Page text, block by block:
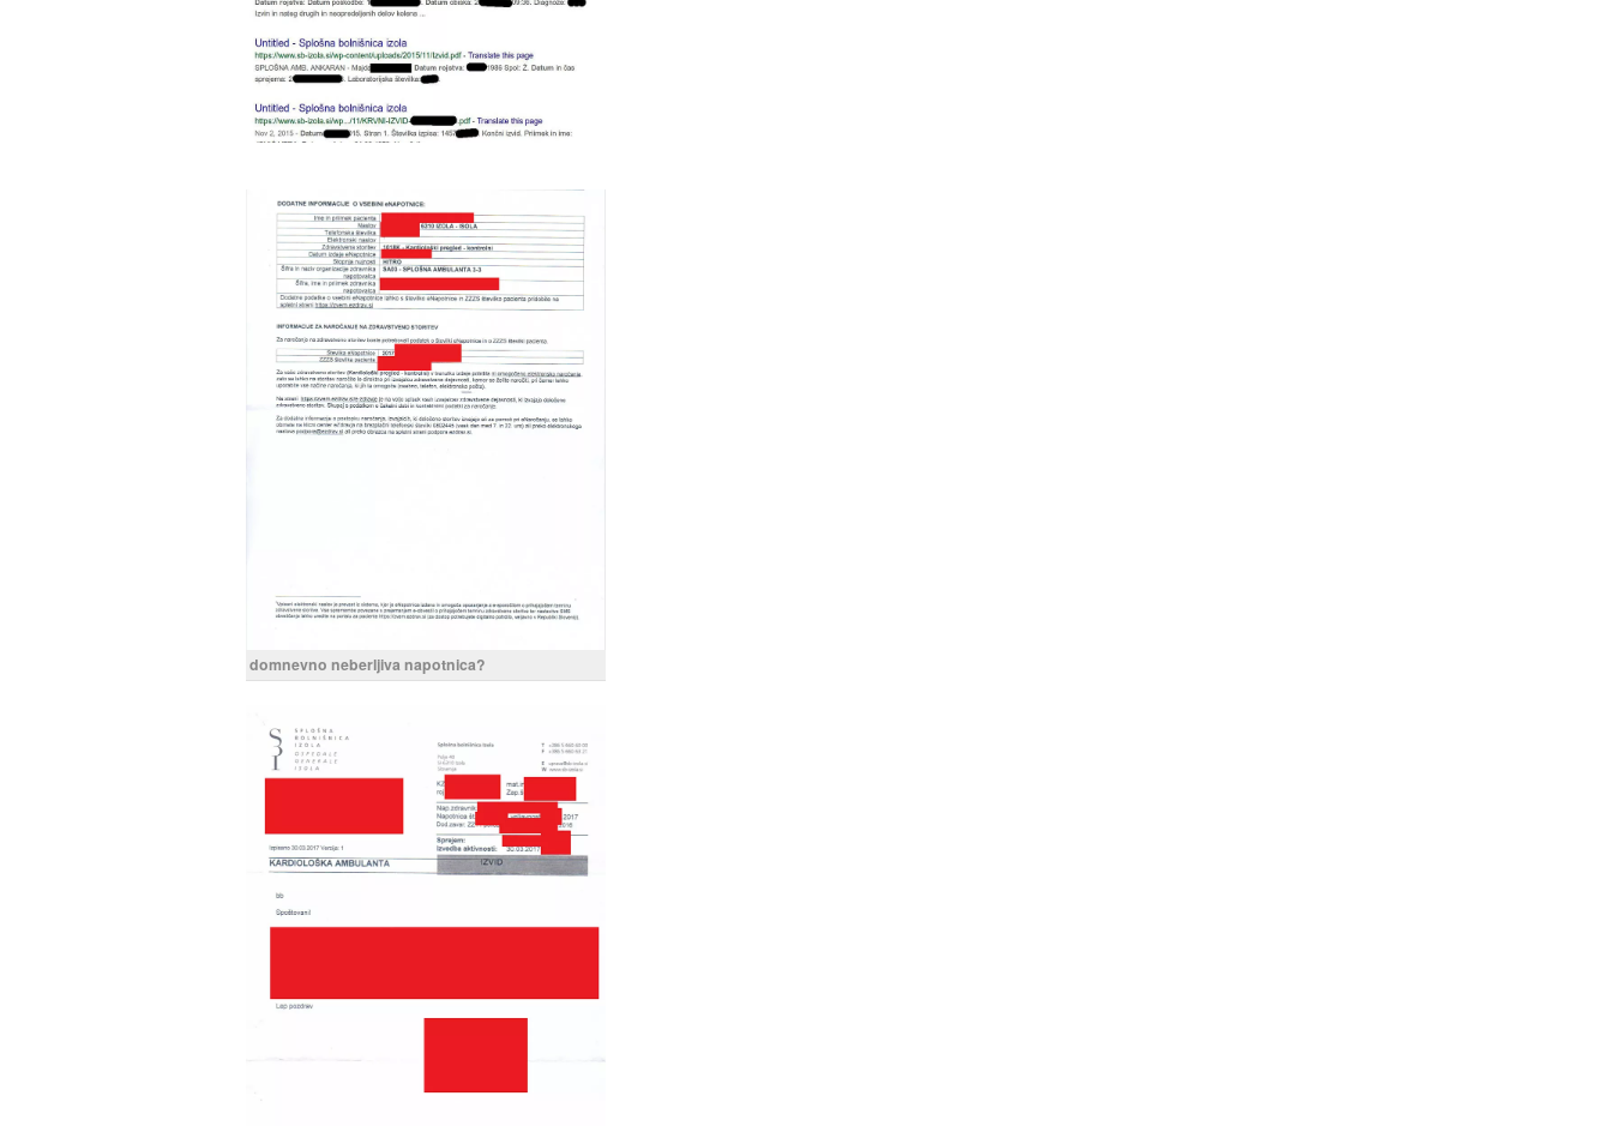
domnevno neberljiva napotnica?